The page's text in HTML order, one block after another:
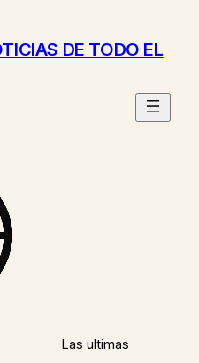
DE TODO EL
Las ultimas